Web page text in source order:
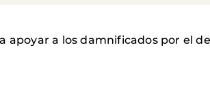
a los damnificados por el